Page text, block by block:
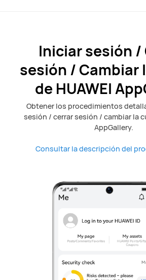
Iniciar sesión /
sesión / Cambiar
de HUAWEI
Obtener los procedimientos
sesión / cerrar sesión / cambiar la
AppGallery.
Consultar la descripción del